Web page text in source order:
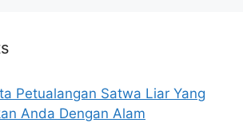
Petualangan Satwa Liar Yang
Anda Dengan Alam